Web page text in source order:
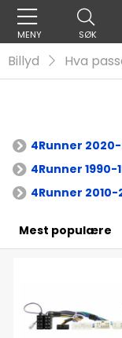
MENY SØK
Billyd Hva
4Runner
4Runner 1990-
4Runner 2010-